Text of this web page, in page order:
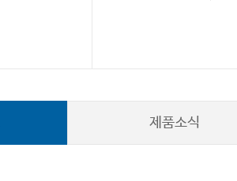
제품소식